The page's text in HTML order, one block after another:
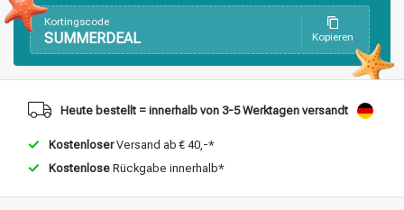
Stylingprodukte Haarfärbung
Kortingscode
SUMMERDEAL Kopieren
Heute bestellt = innerhalb von 3-5 Werktagen versandt
KostenloserVersand ab € 40,-*
Kostenlose Rückgabe innerhalb*